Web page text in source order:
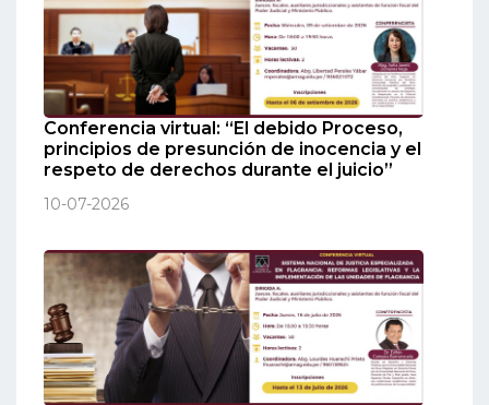
Conferencia virtual: “El debido Proceso,
principios de presunción de inocencia y el
respeto de derechos durante el juicio”
10-07-2026